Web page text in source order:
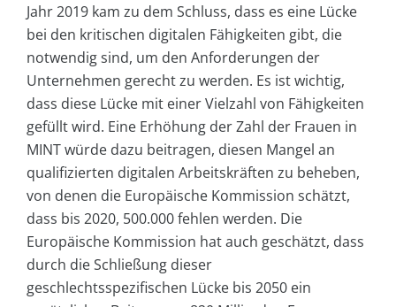
Jahr 2019 kam zu dem Schluss, dass es eine Lücke
bei den kritischen digitalen Fähigkeiten gibt, die
notwendig sind, um den Anforderungen der
Unternehmen gerecht zu werden. Es ist wichtig,
dass diese Lücke mit einer Vielzahl von Fähigkeiten
gefüllt wird. Eine Erhöhung der Zahl der Frauen in
MINT würde dazu beitragen, diesen Mangel an
qualifizierten digitalen Arbeitskräften zu beheben,
von denen die Europäische Kommission schätzt,
dass bis 2020, 500.000 fehlen werden. Die
Europäische Kommission hat auch geschätzt, dass
durch die Schließung dieser
geschlechtsspezifischen Lücke bis 2050 ein